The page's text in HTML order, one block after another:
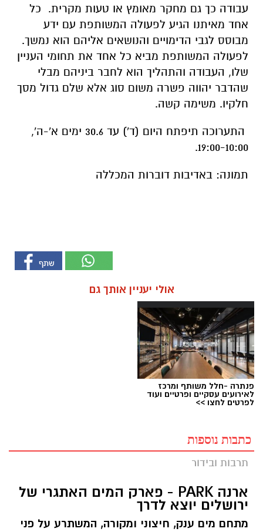
עבודה כך גם מחקר מאומץ או טעות מקרית. כל
אחד מאיתנו הגיע לפעולה המשותפת עם ידע
מבוסס לגבי הדימויים והנושאים אליהם הוא נמשך.
לפעולה המשותפת מביא כל אחד את תחומי העניין
שלו, העבודה והתהליך הוא לחבר ביניהם מבלי
שהדבר יהווה פשרה משום סוג אלא שלם גדול מסך
חלקיו. משימה קשה.
התערוכה תיפתח היום (ד') עד 30.6 ימים א'-ה',
19:00-10:00.
תמונה: באדיבות דוברות המכללה
אולי יעניין אותך גם
פנתרה -חלל משותף ומרכז
לאירועים עסקיים ופרטיים ועוד
לפרטים לחצו >>
כתבות נוספות
תרבות ובידור
ארנה PARK - פארק המים האתגרי של
ירושלים יוצא לדרך
מתחם מים ענק, חיצוני ומקורה, המשתרע על פני